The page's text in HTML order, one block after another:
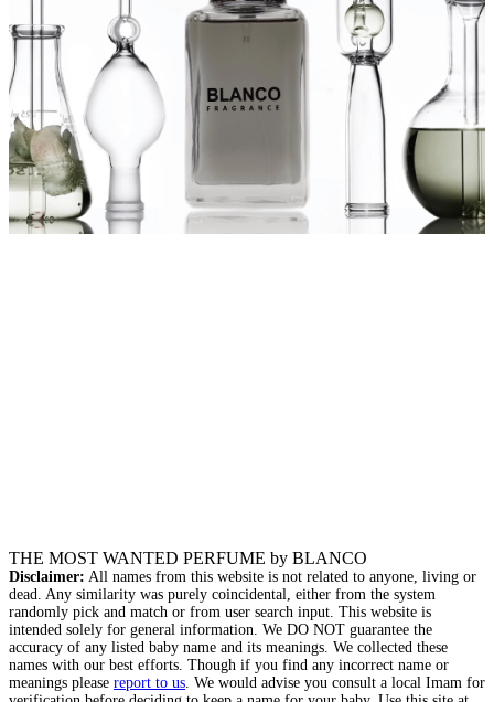
THE MOST WANTED PERFUME by BLANCO
Disclaimer: All names from this website is not related to anyone, living or
dead. Any similarity was purely coincidental, either from the system
randomly pick and match or from user search input. This website is
intended solely for general information. We DO NOT guarantee the
accuracy of any listed baby name and its meanings. We collected these
names with our best efforts. Though if you find any incorrect name or
meanings please report to us. We would advise you consult a local Imam for